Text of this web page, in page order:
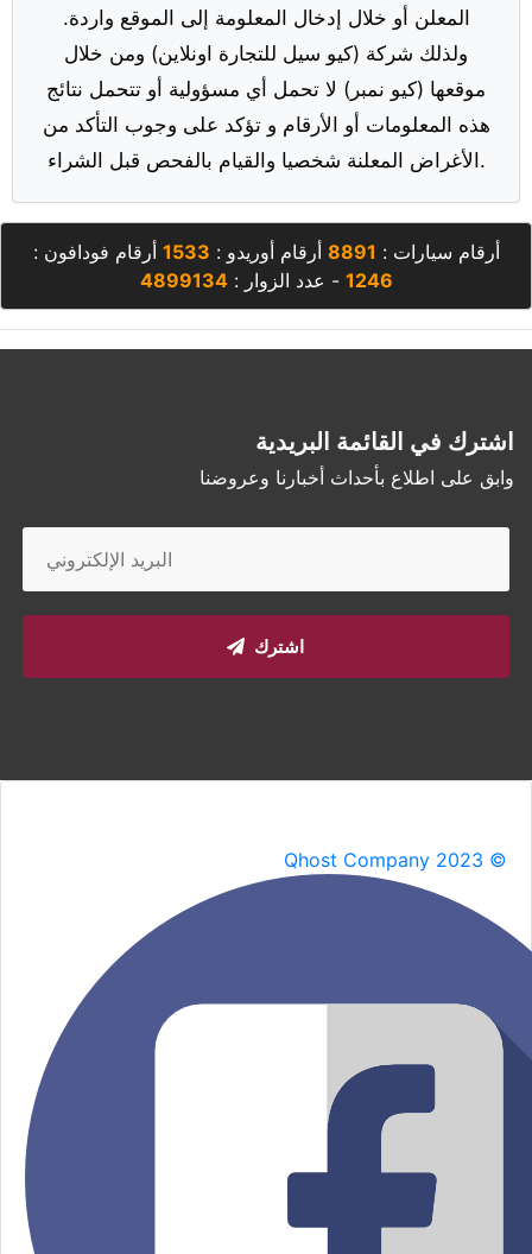
المعلن أو خلال إدخال المعلومة إلى الموقع واردة.
ولذلك شركة (كيو سيل للتجارة اونلاين) ومن خلال
موقعها (كيو نمبر) لا تحمل أي مسؤولية أو تتحمل نتائج
هذه المعلومات أو الأرقام و تؤكد على وجوب التأكد من
الأغراض المعلنة شخصيا والقيام بالفحص قبل الشراء.
أرقام سيارات : 8891 أرقام أوريدو : 1533 أرقام فودافون :
1246 - عدد الزوار :4899134
اشترك في القائمة البريدية
وابق على اطلاع بأحداث أخبارنا وعروضنا
اشترك
Qhost Company 2023 ©